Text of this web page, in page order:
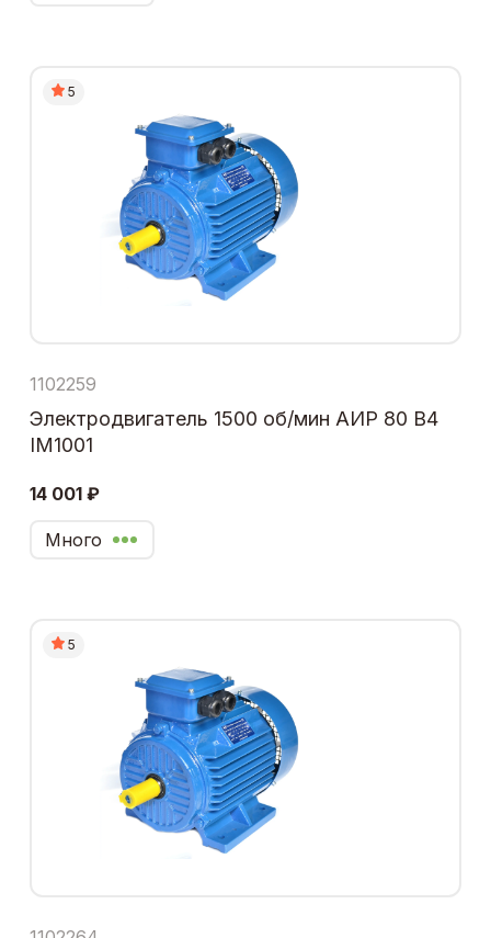
5
1102259
Электродвигатель 1500 об/мин АИР 80 В4
IM1001
14 001 ₽
Много
5